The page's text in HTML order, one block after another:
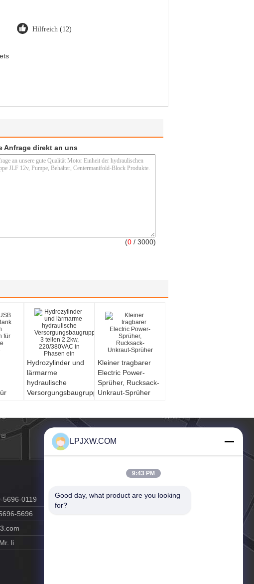
Hilfreich (12)
Anfrage direkt an uns
(0 / 3000)
Hydrozylinder und
lärmarme
hydraulische
Versorgungsbaugruppe
Phasen ein
Kleiner tragbarer
Electric Power-
Sprüher, Rucksack-
Unkraut-Sprüher
5696-0119
5696
Mr. li
LPJXW.COM
9:43 PM
Good day, what product are you looking
for?